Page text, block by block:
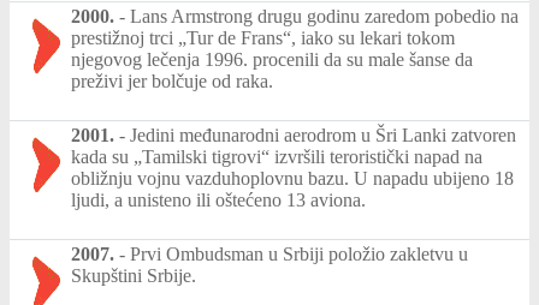
2000. - Lans Armstrong drugu godinu zaredom pobedio na
prestižnoj trci „Tur de Frans“, iako su lekari tokom
njegovog lečenja 1996. procenili da su male šanse da
preživi jer bolčuje od raka.
2001. - Jedini međunarodni aerodrom u Šri Lanki zatvoren
kada su „Tamilski tigrovi“ izvršili teroristički napad na
obližnju vojnu vazduhoplovnu bazu. U napadu ubijeno 18
ljudi, a unisteno ili oštećeno 13 aviona.
2007. - Prvi Ombudsman u Srbiji položio zakletvu u
Skupštini Srbije.